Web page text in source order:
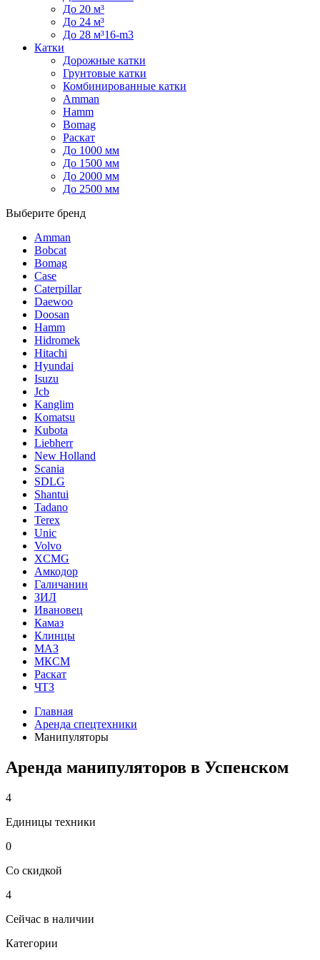
До 20 м³
До 24 м³
До 28 м³16-m3
Катки
Дорожные катки
Грунтовые катки
Комбинированные катки
Amman
Hamm
Bomag
Раскат
До 1000 мм
До 1500 мм
До 2000 мм
До 2500 мм
Выберите бренд
Amman
Bobcat
Bomag
Case
Caterpillar
Daewoo
Doosan
Hamm
Hidromek
Hitachi
Hyundai
Isuzu
Jcb
Kanglim
Komatsu
Kubota
Liebherr
New Holland
Scania
SDLG
Shantui
Tadano
Terex
Unic
Volvo
XCMG
Амкодор
Галичанин
ЗИЛ
Ивановец
Камаз
Клинцы
МАЗ
МКСМ
Раскат
ЧТЗ
Главная
Аренда спецтехники
Манипуляторы
Аренда манипуляторов в Успенском
4
Единицы техники
0
Со скидкой
4
Сейчас в наличии
Категории